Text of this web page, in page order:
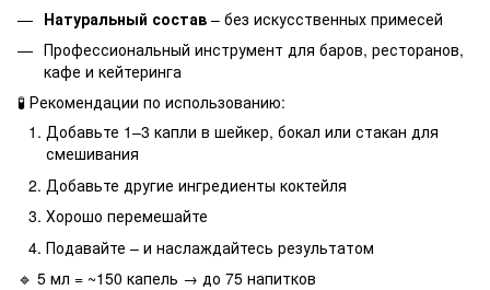
Натуральный состав – без искусственных примесей
Профессиональный инструмент для баров, ресторанов,
кафе и кейтеринга
🧪 Рекомендации по использованию:
Добавьте 1–3 капли в шейкер, бокал или стакан для
смешивания
Добавьте другие ингредиенты коктейля
Хорошо перемешайте
Подавайте – и наслаждайтесь результатом
🔹 5 мл = ~150 капель → до 75 напитков